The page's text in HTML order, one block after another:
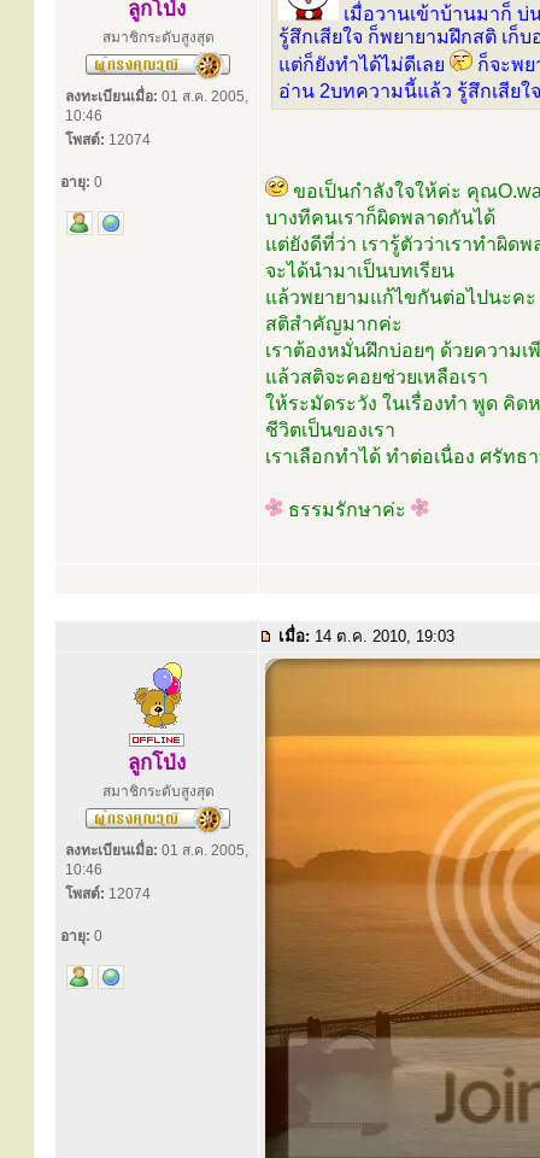
ลูกโป่ง
สมาชิกระดับสูงสุด
ลงทะเบียนเมื่อ: 01 ส.ค. 2005,
10:46
โพสต์: 12074
อายุ: 0
เมื่อวานเข้าบ้านมาก็ บ่
รู้สึกเสียใจ ก็พยายามฝึกสติ เ
แต่ก็ยังทำได้ไม่ดีเลย
ก็จะพ
อ่าน 2บทความนี้แล้ว รู้สึกเสียใ
ขอเป็นกำลังใจให้ค่ะ คุณ
บางทีคนเราก็ผิดพลาดกันได้
แต่ยังดีที่ว่า เรารู้ตัวว่าเราทำผิดพ
จะได้นำมาเป็นบทเรียน
แล้วพยายามแก้ไขกันต่อไปนะคะ
สติสำคัญมากค่ะ
เราต้องหมั่นฝึกบ่อยๆ ด้วยความเ
แล้วสติจะคอยช่วยเหลือเรา
ให้ระมัดระวัง ในเรื่องทำ พูด คิ
ชีวิตเป็นของเรา
เราเลือกทำได้ ทำต่อเนื่อง ศรัท
ธรรมรักษาค่ะ
เมื่อ: 14 ต.ค. 2010, 19:03
ลูกโป่ง
สมาชิกระดับสูงสุด
ลงทะเบียนเมื่อ: 01 ส.ค. 2005,
10:46
โพสต์: 12074
อายุ: 0